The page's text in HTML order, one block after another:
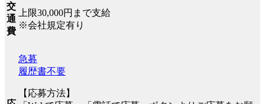
交
通
費
上限30,000円まで支給
※会社規定有り
急募
履歴書不要
【応募方法】